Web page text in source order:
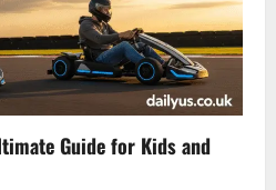
Guide for Kids and